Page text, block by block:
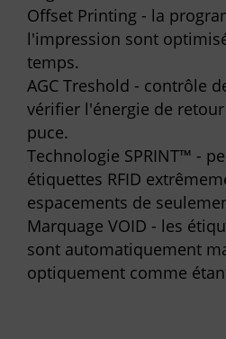
Offset Printing - la
l'impression sont
temps.
AGC Treshold - contrôle
vérifier l'énergie de
puce.
Technologie SPRINT™ -
étiquettes RFID
espacements de
Marquage VOID - les
sont automatiquement
optiquement comme